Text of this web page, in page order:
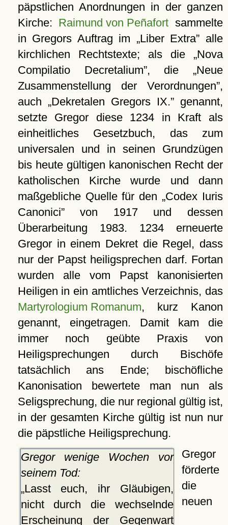
päpstlichen Anordnungen in der ganzen
Kirche: Raimund von Peñafort sammelte
in Gregors Auftrag im
Liber Extra
alle
kirchlichen Rechtstexte; als die
Nova
Compilatio Decretalium , die Neue
Zusammenstellung der Verordnungen ,
auch
Dekretalen Gregors IX. genannt,
setzte Gregor diese 1234 in Kraft als
einheitliches Gesetzbuch, das zum
universalen und in seinen Grundzügen
bis heute gültigen kanonischen Recht der
katholischen Kirche wurde und dann
maßgebliche Quelle für den Codex Iuris
Canonici von 1917 und dessen
Überarbeitung 1983. 1234 erneuerte
Gregor in einem Dekret die Regel, dass
nur der Papst heiligsprechen darf. Fortan
wurden alle vom Papst kanonisierten
Heiligen in ein amtliches Verzeichnis, das
Martyrologium Romanum, kurz Kanon
genannt, eingetragen. Damit kam die
immer noch geübte Praxis von
Heiligsprechungen durch Bischöfe
tatsächlich ans Ende; bischöfliche
Kanonisation bewertete man nun als
Seligsprechung, die nur regional gültig ist,
in der gesamten Kirche gültig ist nun nur
die päpstliche Heiligsprechung.
Gregor wenige Wochen vor
seinem Tod:
Lasst euch, ihr Gläubigen,
nicht durch die wechselnde
Erscheinung der Gegenwart
Gregor
förderte
die
neuen